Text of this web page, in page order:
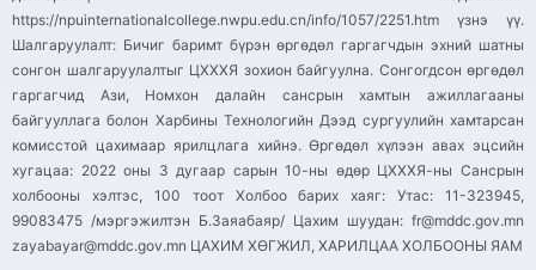
https://npuinternationalcollege.nwpu.edu.cn/info/1057/2251.htm үзнэ үү.
Шалгаруулалт: Бичиг баримт бүрэн өргөдөл гаргагчдын эхний шатны
сонгон шалгаруулалтыг ЦХХХЯ зохион байгуулна. Сонгогдсон өргөдөл
гаргагчид Ази, Номхон далайн сансрын хамтын ажиллагааны
байгууллага болон Харбины Технологийн Дээд сургуулийн хамтарсан
комисстой цахимаар ярилцлага хийнэ. Өргөдөл хүлээн авах эцсийн
хугацаа: 2022 оны 3 дугаар сарын 10-ны өдөр ЦХХХЯ-ны Сансрын
холбооны хэлтэс, 100 тоот Холбоо барих хаяг: Утас: 11-323945,
99083475 /мэргэжилтэн Б.Заяабаяр/ Цахим шуудан: fr@mddc.gov.mn
zayabayar@mddc.gov.mn ЦАХИМ ХӨГЖИЛ, ХАРИЛЦАА ХОЛБООНЫ ЯАМ